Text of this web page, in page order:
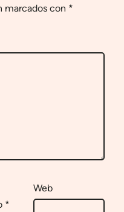
marcados con *
*
Web